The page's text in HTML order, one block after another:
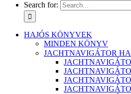
Search for:
HAJÓS KÖNYVEK
MINDEN KÖNYV
JACHTNAVIGÁTOR